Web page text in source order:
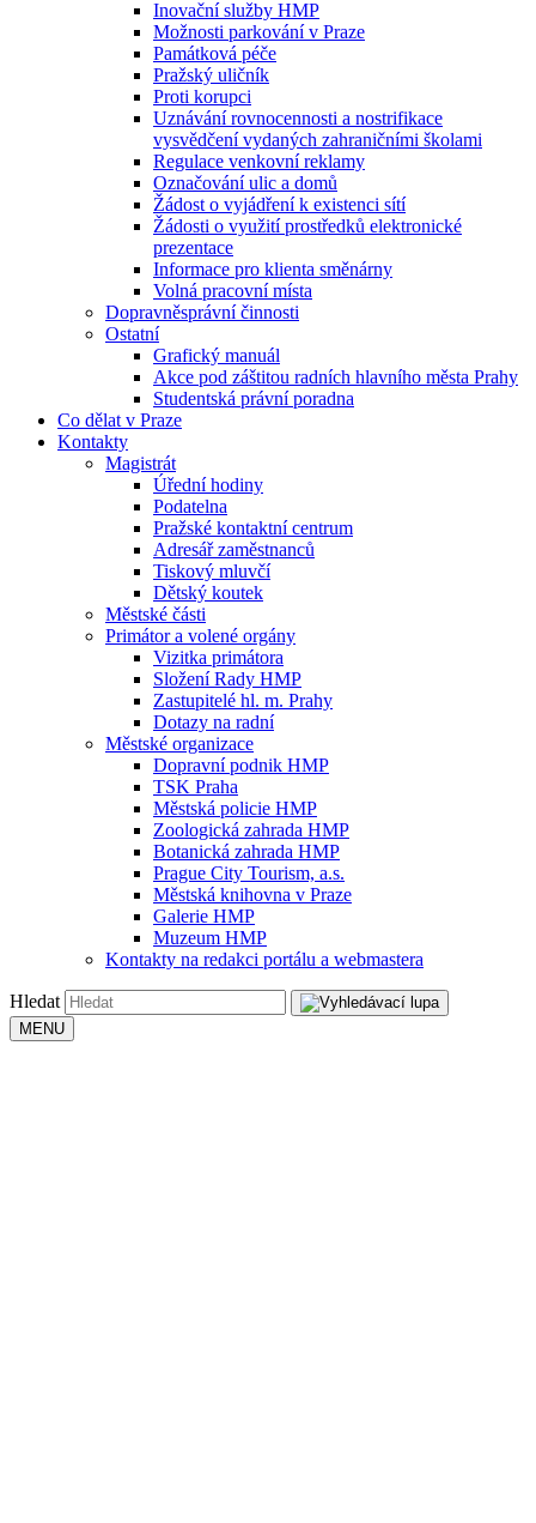
Inovační služby HMP
Možnosti parkování v Praze
Památková péče
Pražský uličník
Proti korupci
Uznávání rovnocennosti a nostrifikace
vysvědčení vydaných zahraničními školami
Regulace venkovní reklamy
Označování ulic a domů
Žádost o vyjádření k existenci sítí
Žádosti o využití prostředků elektronické
prezentace
Informace pro klienta směnárny
Volná pracovní místa
Dopravněsprávní činnosti
Ostatní
Grafický manuál
Akce pod záštitou radních hlavního města Prahy
Studentská právní poradna
Co dělat v Praze
Kontakty
Magistrát
Úřední hodiny
Podatelna
Pražské kontaktní centrum
Adresář zaměstnanců
Tiskový mluvčí
Dětský koutek
Městské části
Primátor a volené orgány
Vizitka primátora
Složení Rady HMP
Zastupitelé hl. m. Prahy
Dotazy na radní
Městské organizace
Dopravní podnik HMP
TSK Praha
Městská policie HMP
Zoologická zahrada HMP
Botanická zahrada HMP
Prague City Tourism, a.s.
Městská knihovna v Praze
Galerie HMP
Muzeum HMP
Kontakty na redakci portálu a webmastera
Hledat
MENU